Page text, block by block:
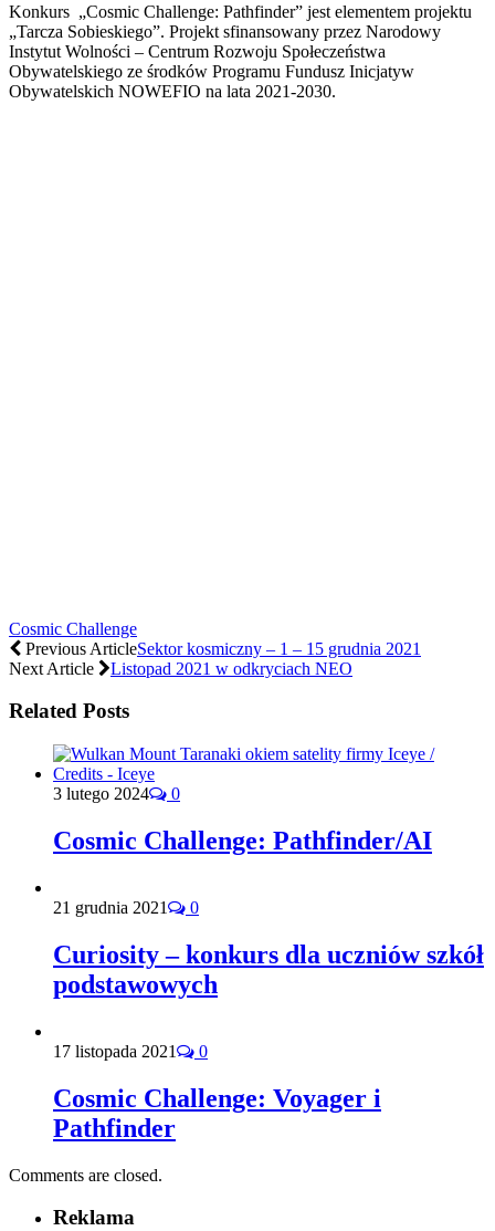
Konkurs „Cosmic Challenge: Pathfinder” jest elementem projektu
„Tarcza Sobieskiego”. Projekt sfinansowany przez Narodowy
Instytut Wolności – Centrum Rozwoju Społeczeństwa
Obywatelskiego ze środków Programu Fundusz Inicjatyw
Obywatelskich NOWEFIO na lata 2021-2030.
Cosmic Challenge
Previous ArticleSektor kosmiczny – 1 – 15 grudnia 2021
Next Article
Listopad 2021 w odkryciach NEO
Related Posts
3 lutego 2024 0
Cosmic Challenge: Pathfinder/AI
21 grudnia 2021 0
Curiosity – konkurs dla uczniów szkół
podstawowych
17 listopada 2021 0
Cosmic Challenge: Voyager i
Pathfinder
Comments are closed.
Reklama